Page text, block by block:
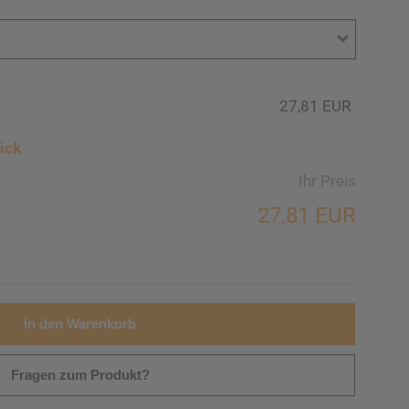
27,81 EUR
Ihr Preis
27,81 EUR
In den Warenkorb
Fragen zum Produkt?